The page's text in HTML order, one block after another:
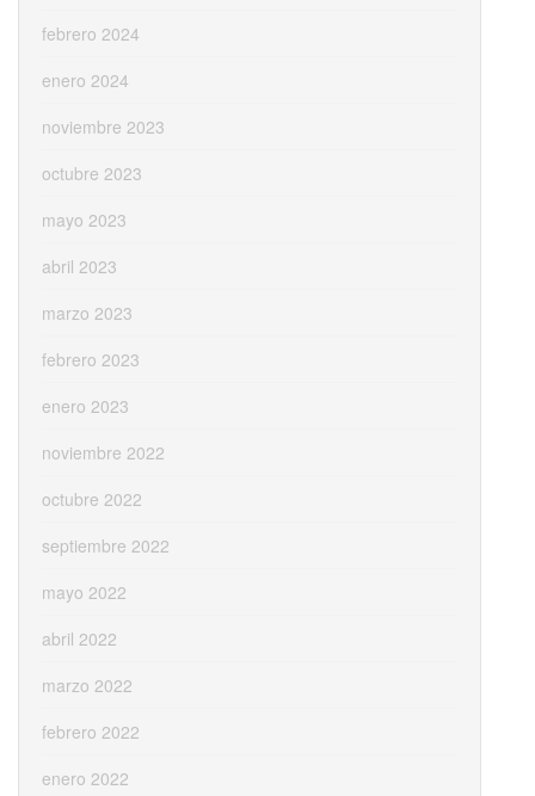
febrero 2024
enero 2024
noviembre 2023
octubre 2023
mayo 2023
abril 2023
marzo 2023
febrero 2023
enero 2023
noviembre 2022
octubre 2022
septiembre 2022
mayo 2022
abril 2022
marzo 2022
febrero 2022
enero 2022